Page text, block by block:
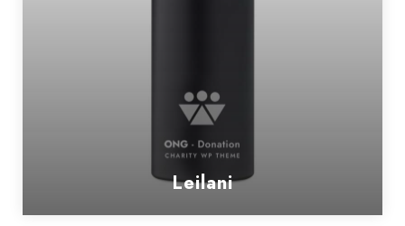
Leilani